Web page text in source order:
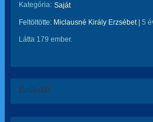
Kategória: Saját
Feltöltötte: Miclausné Király Erzsébet| 5
Látta 179 ember.
Értékeld!